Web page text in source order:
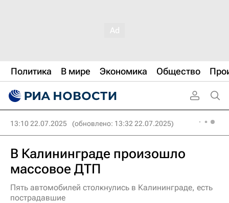
Политика В мире Экономика Общество
13:10 22.07.2025 (обновлено: 13:32 22.07.2025)
В Калининграде произошло
массовое ДТП
Пять автомобилей столкнулись в Калининграде, есть
пострадавшие